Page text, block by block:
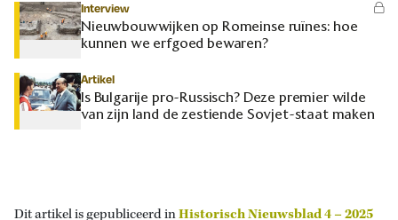
Interview
Nieuwbouwwijken op Romeinse ruïnes: hoe
kunnen we erfgoed bewaren?
Artikel
Is Bulgarije pro-Russisch? Deze premier wilde
van zijn land de zestiende Sovjet-staat maken
Dit artikel is gepubliceerd inHistorisch Nieuwsblad 4 – 2025